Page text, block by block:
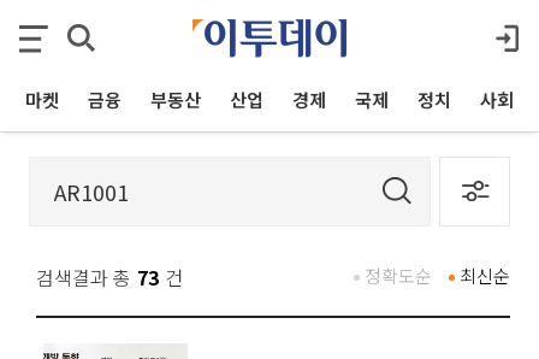
마켓 금융 부동산 산업 경제 국제 정치 사회
검색결과 총 73 건 최신순
정확도순